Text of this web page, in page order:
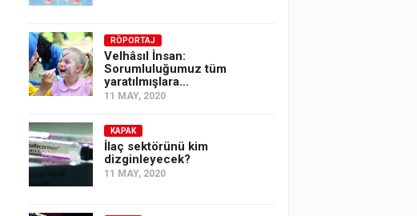
RÖPORTAJ
Velhâsıl İnsan:
Sorumluluğumuz tüm
yaratılmışlara…
11 MAY, 2020
KAPAK
İlaç sektörünü kim
dizginleyecek?
11 MAY, 2020